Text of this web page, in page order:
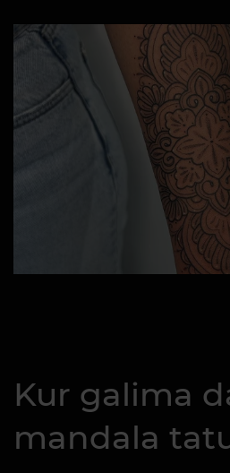
Kur galima
mandala